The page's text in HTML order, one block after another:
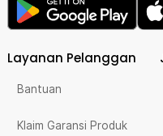
Layanan Pelanggan
Bantuan
Klaim Garansi Produk